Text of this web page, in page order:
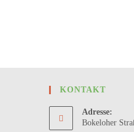
KONTAKT
Adresse:
Bokeloher